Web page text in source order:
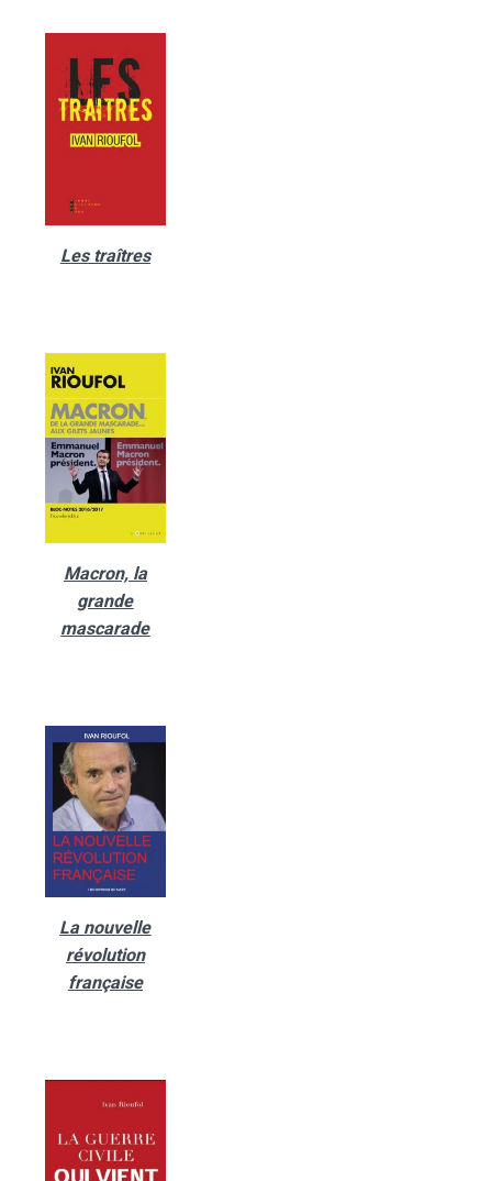
Les traîtres
Macron, la
grande
mascarade
La nouvelle
révolution
française